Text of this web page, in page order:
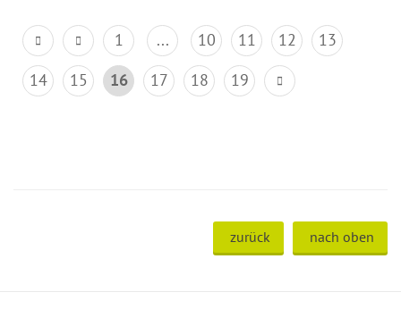
1 ... 10 11 12
13
14
15 16 17 18 19
zurück nach oben